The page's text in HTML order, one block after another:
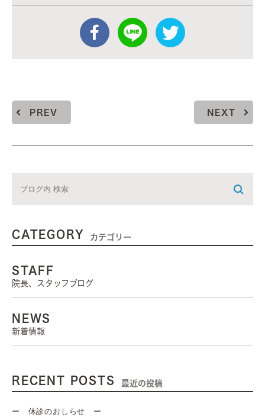
PREV NEXT
CATEGORY カテゴリー
STAFF
院長、スタッフブログ
NEWS
新着情報
RECENT POSTS 最近の投稿
ー 休診のおしらせ ー